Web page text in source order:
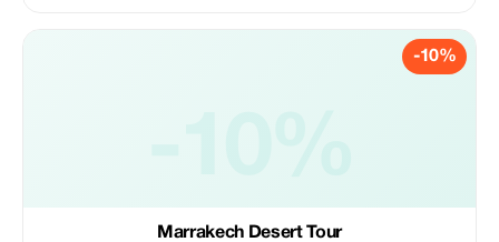
-10%
Marrakech Desert Tour